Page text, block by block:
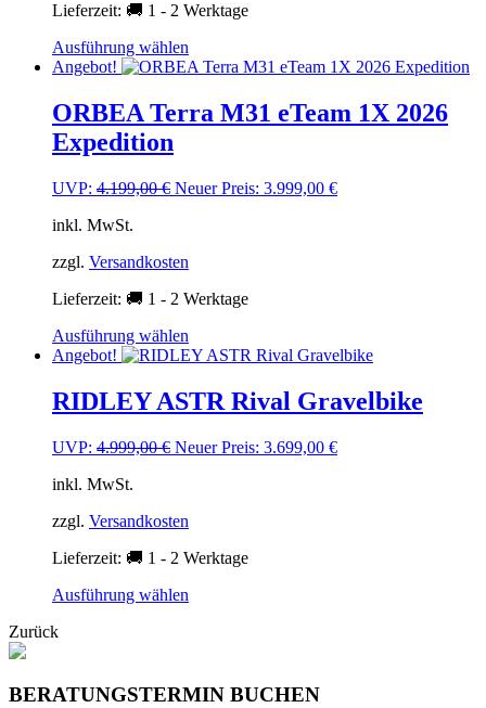
Lieferzeit: 🚚 1 - 2 Werktage
Ausführung wählen
Produkt
mehrere
Varianten
Optionen
können
werden
Angebot!
ORBEA Terra M31 eTeam 1X 2026
Expedition
UVP: 4.199,00€ Ursprünglicher
Neuer Preis: 3.999,00 €Aktueller
inkl. MwSt.
zzgl. Versandkosten
Lieferzeit: 🚚 1 - 2 Werktage
Ausführung wählen
Produkt
mehrere
Varianten
Die
der
Produktseite
gewählt
Angebot!
RIDLEY ASTR Rival Gravelbike
UVP: 4.999,00€ Ursprünglicher
Neuer Preis: 3.699,00 €Aktueller
inkl. MwSt.
zzgl. Versandkosten
Lieferzeit: 🚚 1 - 2 Werktage
Ausführung wählen
auf.
Zurück
BERATUNGSTERMIN BUCHEN